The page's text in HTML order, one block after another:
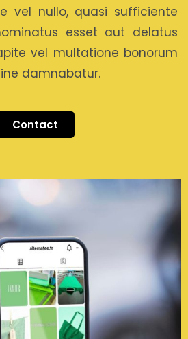
vel nullo, quasi sufficiente
esset aut delatus
vel multatione bonorum
damnabatur.
Contact